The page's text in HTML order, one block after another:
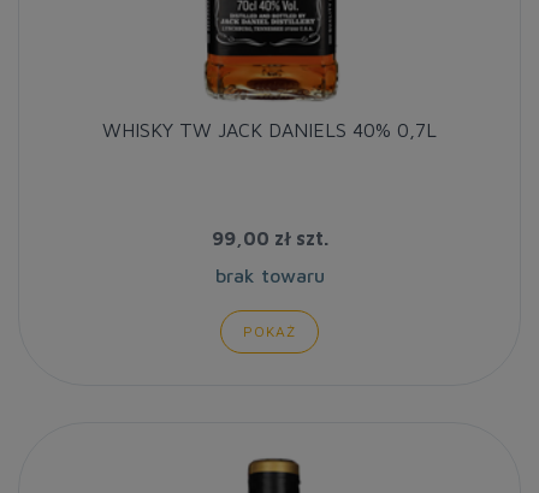
WHISKY TW JACK DANIELS 40% 0,7L
99,00 złszt.
brak towaru
POKAŻ